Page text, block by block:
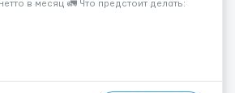
в месяц 🚛 Что предстоит делать:
день. Погр...